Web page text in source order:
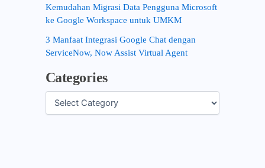
Kemudahan Migrasi Data Pengguna Microsoft
ke Google Workspace untuk UMKM
3 Manfaat Integrasi Google Chat dengan
ServiceNow, Now Assist Virtual Agent
Categories